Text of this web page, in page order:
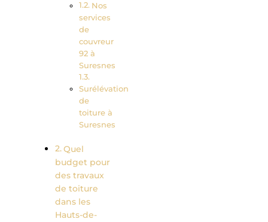
Nos
services
de
couvreur
92 à
Suresnes
Surélévation
de
toiture à
Suresnes
Quel
budget pour
des travaux
de toiture
dans les
Hauts-de-